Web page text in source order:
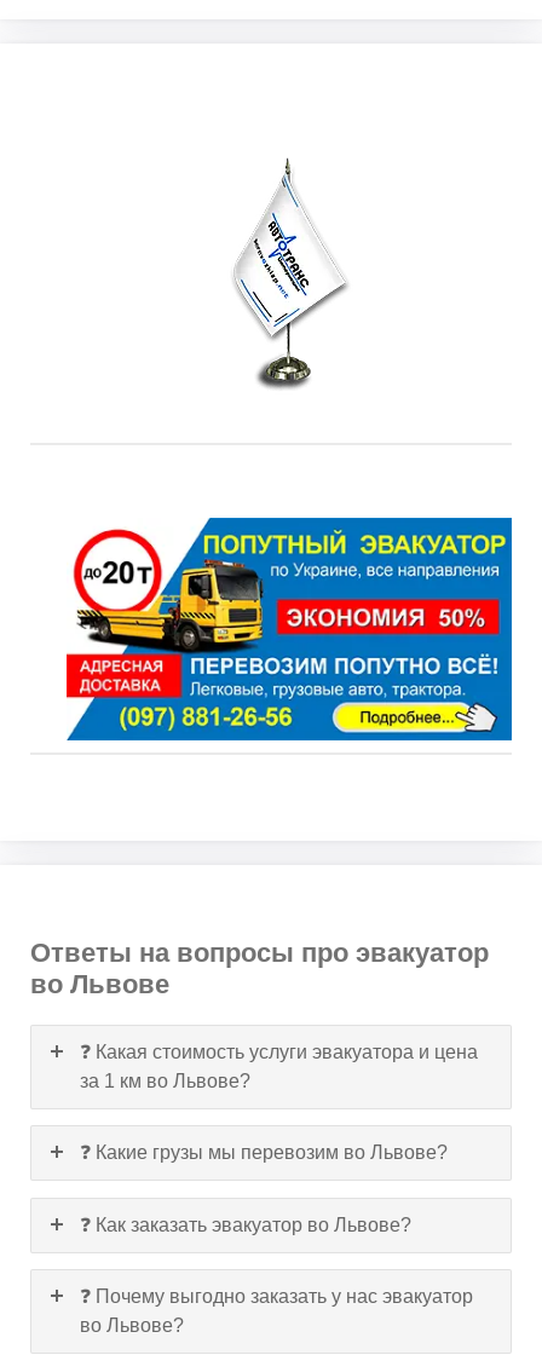
Ответы на вопросы про эвакуатор
во Львове
❓ Какая стоимость услуги эвакуатора и цена
за 1 км во Львове?
❓ Какие грузы мы перевозим во Львове?
❓ Как заказать эвакуатор во Львове?
❓ Почему выгодно заказать у нас эвакуатор
во Львове?